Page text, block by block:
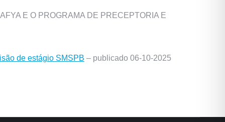
E O PROGRAMA DE PRECEPTORIA E
de estágio SMSPB – publicado 06-10-2025